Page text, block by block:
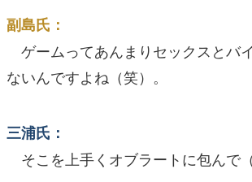
副島氏：
ゲームってあんまりセックスとバ
ないんですよね（笑）。
三浦氏：
そこを上手くオブラートに包んで（